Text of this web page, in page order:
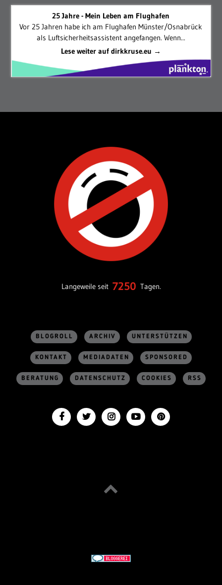
25 Jahre - Mein Leben am Flughafen
Vor 25 Jahren habe ich am Flughafen Münster/Osnabrück
als Luftsicherheitsassistent angefangen. Wenn...
Lese weiter auf dirkkruse.eu →
Langeweile seit 7250 Tagen.
BLOGROLL ARCHIV UNTERSTÜTZEN
KONTAKT MEDIADATEN SPONSORED
BERATUNG DATENSCHUTZ COOKIES RSS